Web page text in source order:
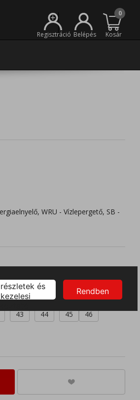
+
Regisztráció Belépés
0
Kosár
WRU - Vízlepergető, SB -
43 44 45 46